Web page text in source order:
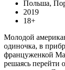
Польша,
2019
18+
Молодой
одиночка, в
француженкой
решаясь перейти